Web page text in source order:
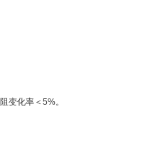
变化率＜5%。